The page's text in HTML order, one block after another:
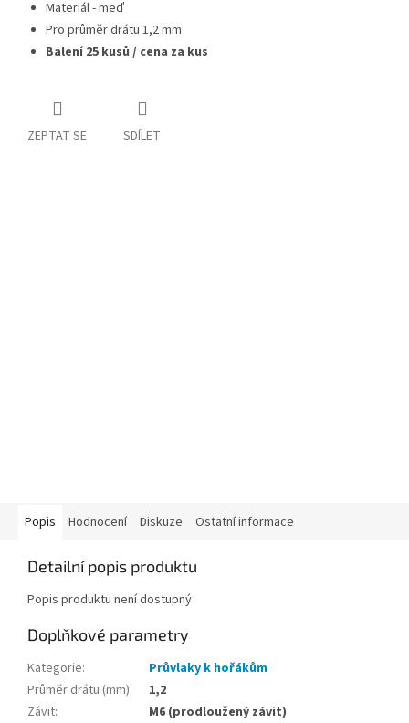
Materiál - meď
Pro průměr drátu 1,2 mm
Balení 25 kusů / cena za kus
ZEPTAT SE SDÍLET
Popis Hodnocení Diskuze Ostatní informace
Detailní popis produktu
Popis produktu není dostupný
Doplňkové parametry
Kategorie:
Průvlaky k hořákům
Průměr drátu (mm):
1,2
Závit:
M6 (prodloužený závit)